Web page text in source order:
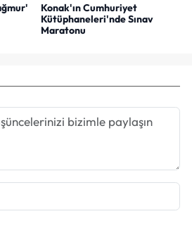
Konak'ın Cumhuriyet
Kütüphaneleri'nde Sınav
Maratonu